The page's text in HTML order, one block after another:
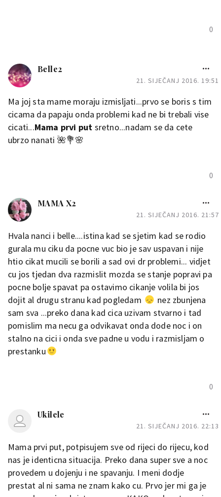
bi on morao sam drzati glavu
ako zeli sisati naravno to sam
jer sam racunala da ce mu
dosaditi boriti se sa sisom i da
ce odluciti sam bez nje
zaspati..nakon dosta pokusaja
borbe da dode do nje ..tako se
to nastavilo narednih 10ak
dana malo je sisao pa bi pred
kraj ipak se odmaknuo i zaspao
bez sise u ustima..naravno da
je u to vrijeme puno bolje
spavao jer nije zaspao sa sisom
i kad bi se u noci budio samo bi
se okrenuo na drugu
stranu..nako tih 10ak dana sam
odlucila umornog ga odvesti u
krevet i lec sa njim ali sam si
dojke prekrivala dekom da mu
zaspao uz povremeno drzanje
sise rukom cisto da zna da
upaliti i kod vas neznam ali evo
to ti je iskustvo mame koja je
3 godine dojila mozda je tvoj
jos premalen da bi to sve
0
Belle2
21. SIJEČANJ 2016. 19:51
Ma joj sta mame moraju izmisljati...prvo se boris s tim
cicama da papaju onda problemi kad ne bi trebali vise
cicati...Mama prvi put sretno...nadam se da cete
ubrzo nanati 🌺💐🌸
0
MAMA X2
21. SIJEČANJ 2016. 21:57
Hvala nanci i belle....istina kad se sjetim kad se rodio
gurala mu ciku da pocne vuc bio je sav uspavan i nije
htio cikat mucili se borili a sad ovi dr problemi... vidjet
cu jos tjedan dva razmislit mozda se stanje popravi pa
pocne bolje spavat pa ostavimo cikanje volila bi jos
dojit al drugu stranu kad pogledam
nez zbunjena
sam sva ...preko dana kad cica uzivam stvarno i tad
pomislim ma necu ga odvikavat onda dode noc i on
stalno na cici i onda sve padne u vodu i razmisljam o
prestanku
0
Ukilele
21. SIJEČANJ 2016. 22:13
Mama prvi put, potpisujem sve od rijeci do rijecu, kod
nas je identicna situacija. Preko dana super sve a noc
provedem u dojenju i ne spavanju. I meni dodje
prestat al ni sama ne znam kako cu. Prvo jer mi ga je